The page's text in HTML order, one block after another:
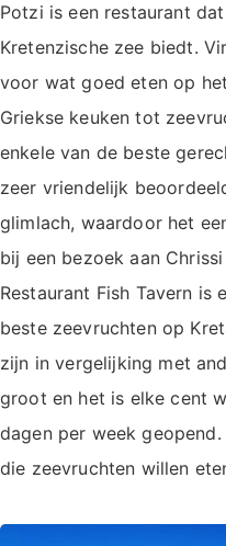
Potzi is een restaurant
Kretenzische zee biedt.
voor wat goed eten op
Griekse keuken tot
enkele van de beste
zeer vriendelijk
glimlach, waardoor het
bij een bezoek aan
Restaurant Fish Tavern
beste zeevruchten op
zijn in vergelijking met
groot en het is elke cent
dagen per week
die zeevruchten willen